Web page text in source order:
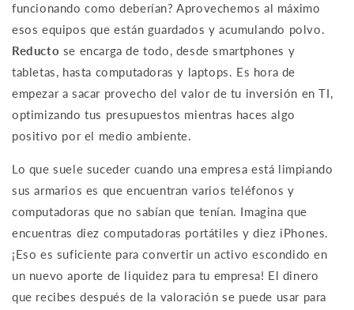
funcionando como deberían? Aprovechemos al máximo
esos equipos que están guardados y acumulando polvo.
Reducto se encarga de todo, desde smartphones y
tabletas, hasta computadoras y laptops. Es hora de
empezar a sacar provecho del valor de tu inversión en TI,
optimizando tus presupuestos mientras haces algo
positivo por el medio ambiente.
Lo que suele suceder cuando una empresa está limpiando
sus armarios es que encuentran varios teléfonos y
computadoras que no sabían que tenían. Imagina que
encuentras diez computadoras portátiles y diez iPhones.
¡Eso es suficiente para convertir un activo escondido en
un nuevo aporte de liquidez para tu empresa! El dinero
que recibes después de la valoración se puede usar para